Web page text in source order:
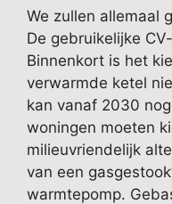
We zullen allemaal
De gebruikelijke
Binnenkort is het
verwarmde ketel
kan vanaf 2030
woningen moeten
milieuvriendelijk
van een
warmtepomp.